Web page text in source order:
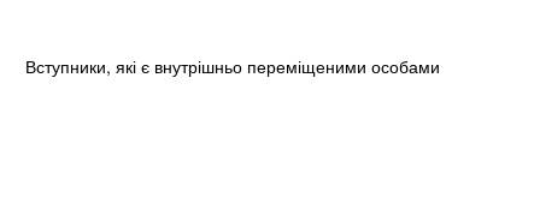
Вступники, які є внутрішньо переміщеними особами